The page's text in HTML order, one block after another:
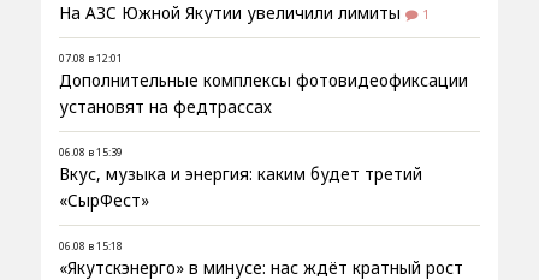
На АЗС Южной Якутии увеличили лимиты 1
07.08 в 12:01
Дополнительные комплексы фотовидеофиксации
установят на федтрассах
06.08 в 15:39
Вкус, музыка и энергия: каким будет третий
«СырФест»
06.08 в 15:18
«Якутскэнерго» в минусе: нас ждёт кратный рост